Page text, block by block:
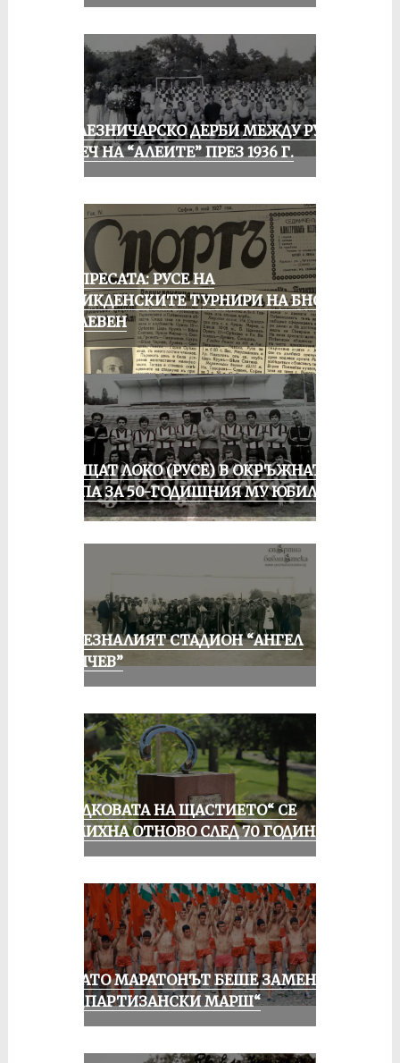
ЖЕЛЕЗНИЧАРСКО ДЕРБИ МЕЖДУ РУСЕ
И ПЕЧ НА “АЛЕИТЕ” ПРЕЗ 1936 Г.
ОТ ПРЕСАТА: РУСЕ НА
ВЕЛИКДЕНСКИТЕ ТУРНИРИ НА БНСФ
В ПЛЕВЕН
ПРАЩАТ ЛОКО (РУСЕ) В ОКРЪЖНАТА
ГРУПА ЗА 50-ГОДИШНИЯ МУ ЮБИЛЕЙ
ИЗЧЕЗНАЛИЯТ СТАДИОН “АНГЕЛ
КЪНЧЕВ”
„ПОДКОВАТА НА ЩАСТИЕТО“ СЕ
УСМИХНА ОТНОВО СЛЕД 70 ГОДИНИ
КОГАТО МАРАТОНЪТ БЕШЕ ЗАМЕНЕН
ОТ „ПАРТИЗАНСКИ МАРШ“